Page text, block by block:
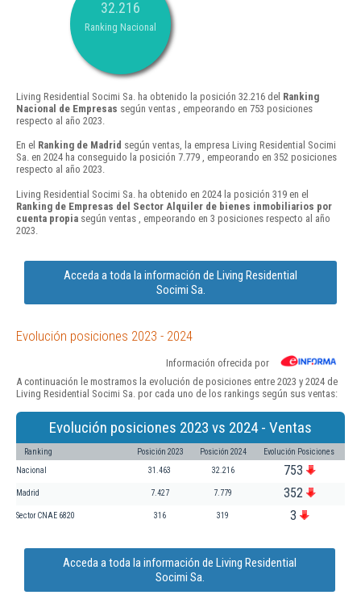
32.216
Ranking Nacional
Living Residential Socimi Sa. ha obtenido la posición 32.216 del Ranking
Nacional de Empresas según ventas , empeorando en 753 posiciones
respecto al año 2023.
En el Ranking de Madrid según ventas, la empresa Living Residential Socimi
Sa. en 2024 ha conseguido la posición 7.779 , empeorando en 352 posiciones
respecto al año 2023.
Living Residential Socimi Sa. ha obtenido en 2024 la posición 319 en el
Ranking de Empresas del Sector Alquiler de bienes inmobiliarios por
cuenta propia según ventas , empeorando en 3 posiciones respecto al año
2023.
Acceda a toda la información de Living Residential
Socimi Sa.
Evolución posiciones 2023 - 2024
Información ofrecida por
A continuación le mostramos la evolución de posiciones entre 2023 y 2024 de
Living Residential Socimi Sa. por cada uno de los rankings según sus ventas:
Evolución posiciones 2023 vs 2024 - Ventas
Ranking Posición 2023 Posición 2024 Evolución Posiciones
Nacional 31.463 32.216 753
Madrid 7.427 7.779 352
Sector CNAE 6820 316 319 3
Acceda a toda la información de Living Residential
Socimi Sa.